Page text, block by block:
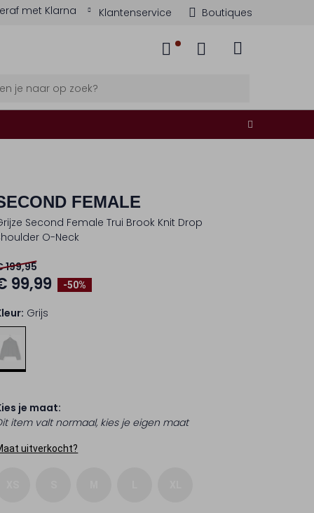
met Klarna Klantenservice Boutiques
FEMALE
Second Female Trui Brook Knit Drop
O-Neck
-50%
199,95
99,99
Grijs
je maat:
item valt normaal, kies je eigen maat
uitverkocht?